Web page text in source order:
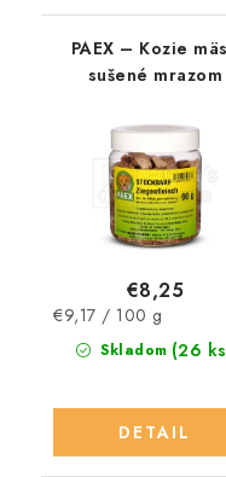
PAEX – Kozie
sušené mrazom
Skladom (26
€8,25
Jednotková
cena:
€9,17 / 100 g
DETAIL